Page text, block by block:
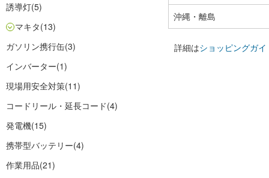
誘導灯(5)
マキタ(13)
ガソリン携行缶(3)
インバーター(1)
現場用安全対策(11)
コードリール・延長コード(4)
発電機(15)
携帯型バッテリー(4)
作業用品(21)
沖縄・離島
詳細はショッピングガイ